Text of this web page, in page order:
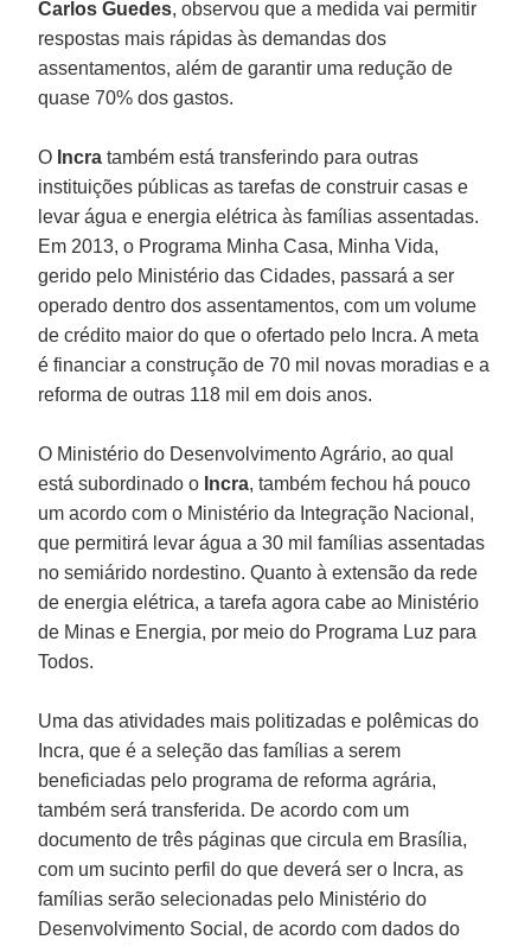
Carlos Guedes, observou que a medida vai permitir
respostas mais rápidas às demandas dos
assentamentos, além de garantir uma redução de
quase 70% dos gastos.
O Incratambém está transferindo para outras
instituições públicas as tarefas de construir casas e
levar água e energia elétrica às famílias assentadas.
Em 2013, o Programa Minha Casa, Minha Vida,
gerido pelo Ministério das Cidades, passará a ser
operado dentro dos assentamentos, com um volume
de crédito maior do que o ofertado pelo Incra. A meta
é financiar a construção de 70 mil novas moradias e a
reforma de outras 118 mil em dois anos.
O Ministério do Desenvolvimento Agrário, ao qual
está subordinado o Incra, também fechou há pouco
um acordo com o Ministério da Integração Nacional,
que permitirá levar água a 30 mil famílias assentadas
no semiárido nordestino. Quanto à extensão da rede
de energia elétrica, a tarefa agora cabe ao Ministério
de Minas e Energia, por meio do Programa Luz para
Todos.
Uma das atividades mais politizadas e polêmicas do
Incra, que é a seleção das famílias a serem
beneficiadas pelo programa de reforma agrária,
também será transferida. De acordo com um
documento de três páginas que circula em Brasília,
com um sucinto perfil do que deverá ser o Incra, as
famílias serão selecionadas pelo Ministério do
Desenvolvimento Social, de acordo com dados do